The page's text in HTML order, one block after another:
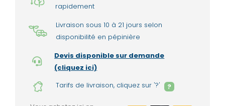
rapidement
Livraison sous 10 à 21 jours selon
disponibilité en pépinière
Devis disponible sur demande
(cliquez ici)
Tarifs de livraison, cliquez sur '?'
?